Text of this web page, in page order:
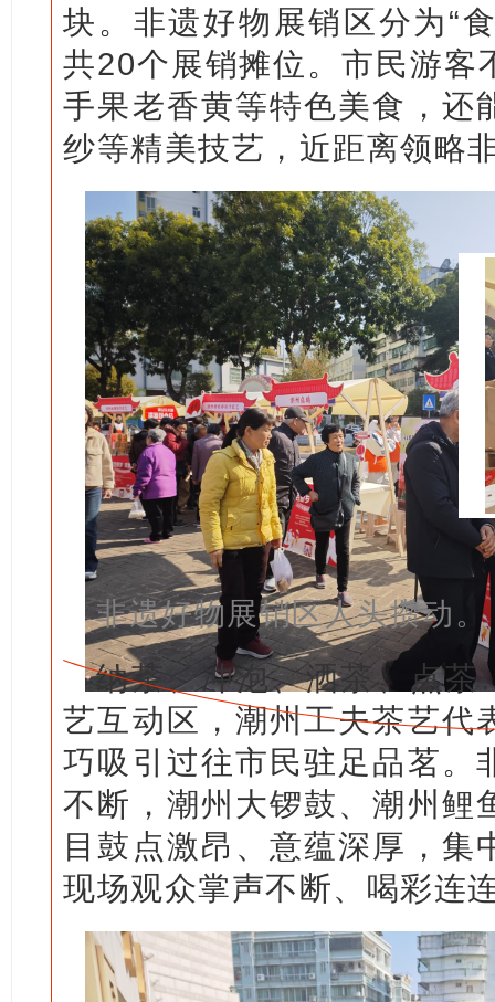
块。非遗好物展销区分为“
共20个展销摊位。市民游客
手果老香黄等特色美食，还
纱等精美技艺，近距离领略
非遗好物展销区人头攒动。
纳茶、冲泡、洒茶、点
艺互动区，潮州工夫茶艺代
巧吸引过往市民驻足品茗。
不断，潮州大锣鼓、潮州鲤
目鼓点激昂、意蕴深厚，集
现场观众掌声不断、喝彩连